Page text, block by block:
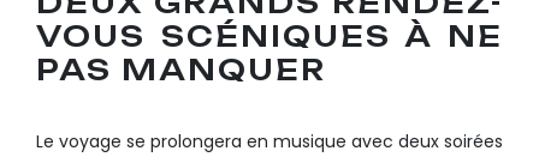
VOUS SCÉNIQUES À NE
PAS MANQUER
Le voyage se prolongera en musique avec deux soirées